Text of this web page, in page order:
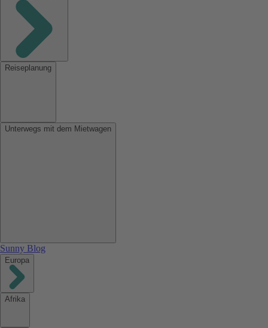
Reiseplanung
Unterwegs mit dem Mietwagen
Sunny Blog
Europa
Afrika